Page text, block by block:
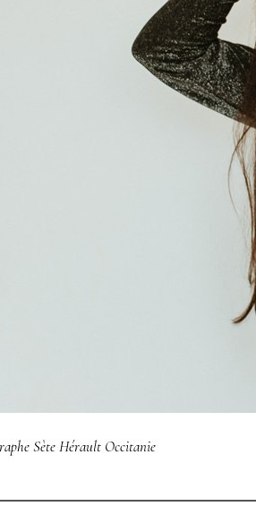
Sète Hérault Occitanie